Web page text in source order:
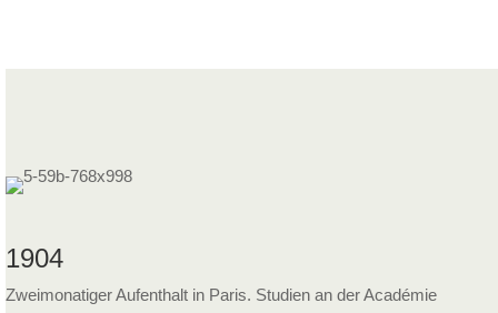
1904
Zweimonatiger Aufenthalt in Paris. Studien an der Académie